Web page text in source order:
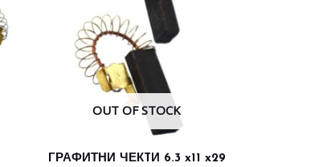
OUT OF STOCK
ГРАФИТНИ ЧЕКTИ 6.3 x11 x29